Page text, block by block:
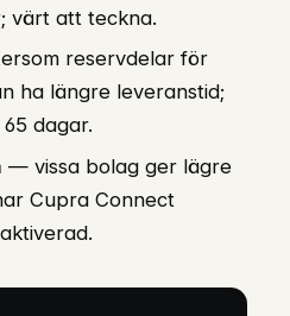
värt att teckna.
reservdelar för
ha längre leveranstid;
dagar.
— vissa bolag ger lägre
Cupra Connect